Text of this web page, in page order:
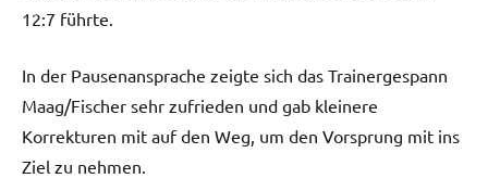
12:7 führte.
In der Pausenansprache zeigte sich das Trainergespann
Maag/Fischer sehr zufrieden und gab kleinere
Korrekturen mit auf den Weg, um den Vorsprung mit ins
Ziel zu nehmen.